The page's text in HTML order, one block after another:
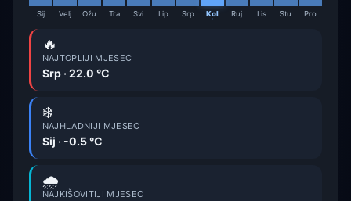
Sij Velj Ožu Tra Svi Lip Srp Kol Ruj Lis Stu Pro
🔥
NAJTOPLIJI MJESEC
Srp · 22.0 °C
❄️
NAJHLADNIJI MJESEC
Sij · -0.5 °C
🌧️
NAJKIŠOVITIJI MJESEC